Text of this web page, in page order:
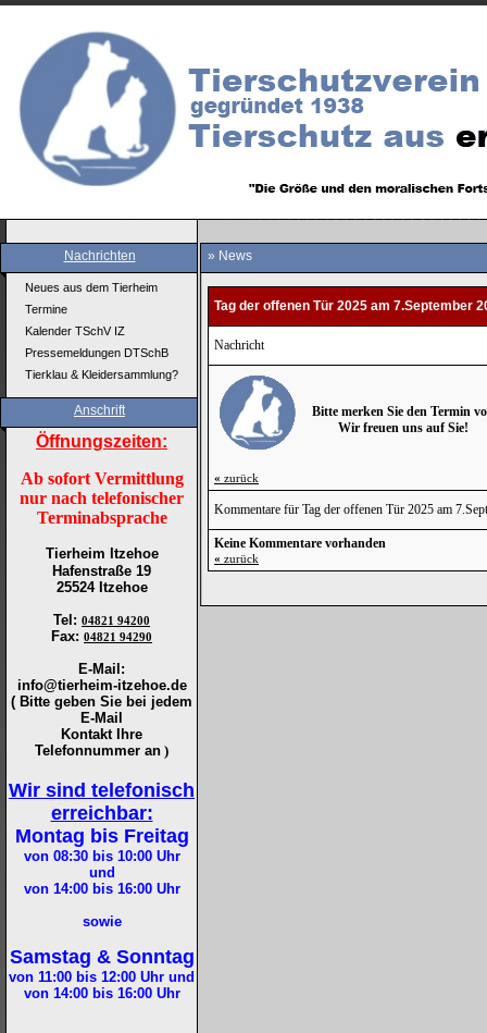
Nachrichten
Neues aus dem Tierheim
Termine
Kalender TSchV IZ
Pressemeldungen DTSchB
Tierklau & Kleidersammlung?
Anschrift
Öffnungszeiten:
Ab sofort Vermittlung
nur nach telefonischer
Terminabsprache
Tierheim Itzehoe
Hafenstraße 19
25524 Itzehoe
Tel : 04821 94200
Fax: 04821 94290
E-Mail:
info@tierheim-itzehoe.de
( Bitte geben Sie bei jedem
E-Mail
Kontakt Ihre
Telefonnummer an )
Wir sind telefonisch
erreichbar:
Montag bis Freitag
von 08:30 bis 10:00Uhr
und
von 14:00 bis 16:00Uhr
sowie
Samstag & Sonntag
von 11:00 bis 12:00 Uhr und
von 14:00 bis 16:00Uhr
» News
Tag der offenen Tür 2025 am 7.September
Nachricht
Bitte merken Sie den Termin
Wir freuen uns auf Sie!
« zurück
Kommentare für Tag der offenen Tür 2025 am
Keine Kommentare vorhanden
« zurück